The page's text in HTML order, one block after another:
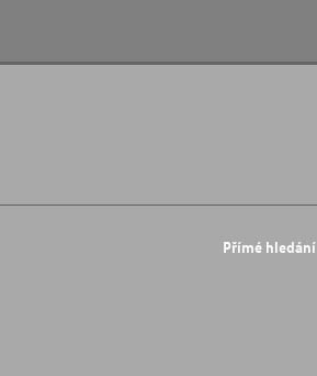
Přímé hledání